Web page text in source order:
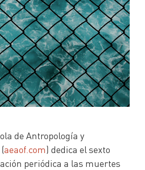
de Antropología y
aeaof.com) dedica el sexto
periódica a las muertes